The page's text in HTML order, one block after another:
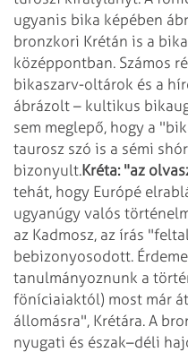
ugyanis bika képében
bronzkori Krétán is a
középpontban. Számos
bikaszarv-oltárok és a
ábrázolt – kultikus
sem meglepő, hogy a
taurosz szó is a sémi
bizonyult.Kréta: "az
tehát, hogy Európé
ugyanúgy valós
az Kadmosz, az írás
bebizonyosodott.
tanulmányoznunk a
föníciaiaktól) most már
állomásra", Krétára. A
nyugati és észak–déli